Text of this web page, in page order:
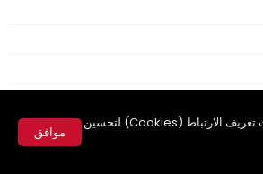
يستخدم هذا الموقع ملفات تعريف الارتباط (Cookies) لتحسين
موافق